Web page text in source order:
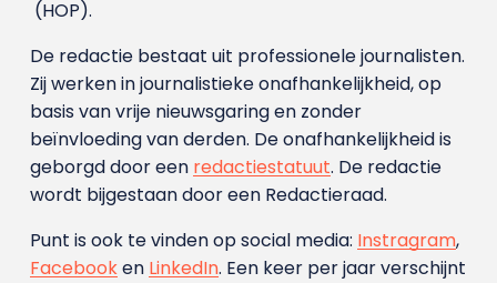
(HOP).
De redactie bestaat uit professionele journalisten.
Zij werken in journalistieke onafhankelijkheid, op
basis van vrije nieuwsgaring en zonder
beïnvloeding van derden. De onafhankelijkheid is
geborgd door een redactiestatuut. De redactie
wordt bijgestaan door een Redactieraad.
Punt is ook te vinden op social media: Instragram,
Facebooken LinkedIn. Een keer per jaar verschijnt